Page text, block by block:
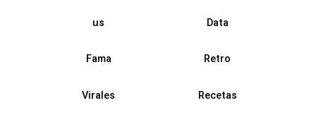
us Data
Fama Retro
Virales Recetas